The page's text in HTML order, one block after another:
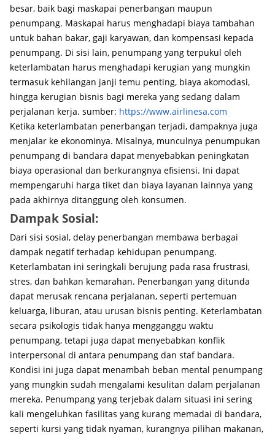
besar, baik bagi maskapai penerbangan maupun
penumpang. Maskapai harus menghadapi biaya tambahan
untuk bahan bakar, gaji karyawan, dan kompensasi kepada
penumpang. Di sisi lain, penumpang yang terpukul oleh
keterlambatan harus menghadapi kerugian yang mungkin
termasuk kehilangan janji temu penting, biaya akomodasi,
hingga kerugian bisnis bagi mereka yang sedang dalam
perjalanan kerja. sumber: https://www.airlinesa.com
Ketika keterlambatan penerbangan terjadi, dampaknya juga
menjalar ke ekonominya. Misalnya, munculnya penumpukan
penumpang di bandara dapat menyebabkan peningkatan
biaya operasional dan berkurangnya efisiensi. Ini dapat
mempengaruhi harga tiket dan biaya layanan lainnya yang
pada akhirnya ditanggung oleh konsumen.
Dampak Sosial:
Dari sisi sosial, delay penerbangan membawa berbagai
dampak negatif terhadap kehidupan penumpang.
Keterlambatan ini seringkali berujung pada rasa frustrasi,
stres, dan bahkan kemarahan. Penerbangan yang ditunda
dapat merusak rencana perjalanan, seperti pertemuan
keluarga, liburan, atau urusan bisnis penting. Keterlambatan
secara psikologis tidak hanya mengganggu waktu
penumpang, tetapi juga dapat menyebabkan konflik
interpersonal di antara penumpang dan staf bandara.
Kondisi ini juga dapat menambah beban mental penumpang
yang mungkin sudah mengalami kesulitan dalam perjalanan
mereka. Penumpang yang terjebak dalam situasi ini sering
kali mengeluhkan fasilitas yang kurang memadai di bandara,
seperti kursi yang tidak nyaman, kurangnya pilihan makanan,